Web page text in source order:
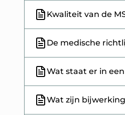
Kwaliteit van de
De medische
Wat staat er in
Wat zijn